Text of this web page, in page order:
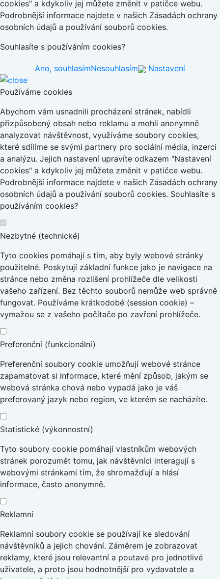
cookies" a kdykoliv jej můžete změnit v patičce webu.
Podrobnější informace najdete v našich Zásadách ochrany
osobních údajů a používání souborů cookies.
Souhlasíte s používáním cookies?
Ano, souhlasímNesouhlasím Nastavení
Používáme cookies
Abychom vám usnadnili procházení stránek, nabídli
přizpůsobený obsah nebo reklamu a mohli anonymně
analyzovat návštěvnost, využíváme soubory cookies,
které sdílíme se svými partnery pro sociální média, inzerci
a analýzu. Jejich nastavení upravíte odkazem "Nastavení
cookies" a kdykoliv jej můžete změnit v patičce webu.
Podrobnější informace najdete v našich Zásadách ochrany
osobních údajů a používání souborů cookies. Souhlasíte s
používáním cookies?
Nezbytné (technické)
Tyto cookies pomáhají s tím, aby byly webové stránky
použitelné. Poskytují základní funkce jako je navigace na
stránce nebo změna rozlišení prohlížeče dle velikosti
vašeho zařízení. Bez těchto souborů nemůže web správně
fungovat. Používáme krátkodobé (session cookie) –
vymažou se z vašeho počítače po zavření prohlížeče.
Preferenční (funkcionální)
Preferenční soubory cookie umožňují webové stránce
zapamatovat si informace, které mění způsob, jakým se
webová stránka chová nebo vypadá jako je váš
preferovaný jazyk nebo region, ve kterém se nacházíte.
Statistické (výkonnostní)
Tyto soubory cookie pomáhají vlastníkům webových
stránek porozumět tomu, jak návštěvníci interagují s
webovými stránkami tím, že shromažďují a hlásí
informace, často anonymně.
Reklamní
Reklamní soubory cookie se používají ke sledování
návštěvníků a jejich chování. Záměrem je zobrazovat
reklamy, které jsou relevantní a poutavé pro jednotlivé
uživatele, a proto jsou hodnotnější pro vydavatele a